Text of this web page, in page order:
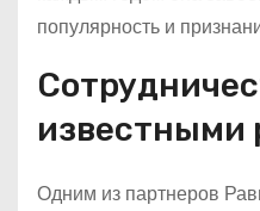
популярность и
известными
Одним из партнеров